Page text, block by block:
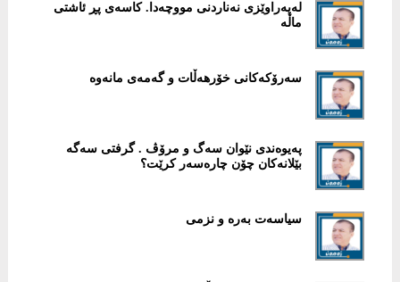
لەپەراوێزی نەناردنی مووچەدا. کاسەی پڕ ئاشتی
ماڵە
سەرۆکەکانی خۆرهەڵات و گەمەی مانەوە
پەیوەندی نێوان سەگ و مرۆڤ . گرفتی سەگە
بێلانەکان چۆن چارەسەر کرێت؟
سیاسەت بەرە و نزمی